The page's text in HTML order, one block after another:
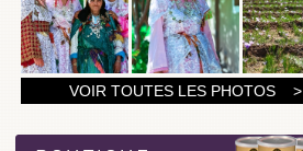
1
2
VOIR TOUTES LES PHOTOS >